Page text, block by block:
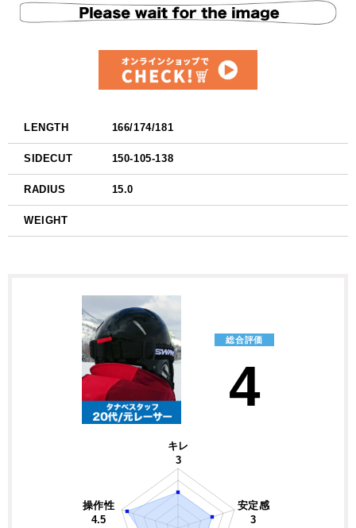
LENGTH 166/174/181
SIDECUT 150-105-138
RADIUS 15.0
WEIGHT
総合評価
4
キレ
3
安定感
3
操作性
4.5